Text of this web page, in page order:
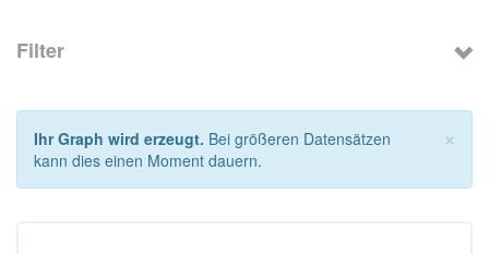
Filter
×
Ihr Graph wird erzeugt. Bei größeren Datensätzen
kann dies einen Moment dauern.